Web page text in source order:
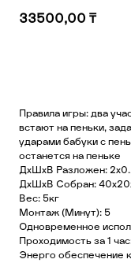
33500,00 ₸
Правила игры: два
встают на пеньки,
ударами бабуки с
останется на пеньке
ДхШхВ Разложен:
ДхШхВ Собран:
Вес: 5кг
Монтаж (Минут): 5
Одновременное
Проходимость за 1
Энерго обеспечение